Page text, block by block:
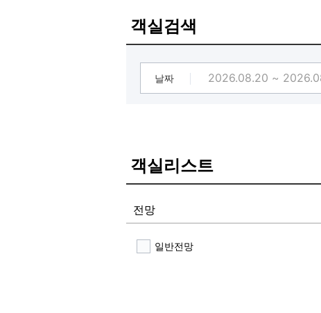
객실검색
날짜
객실리스트
전망
일반전망